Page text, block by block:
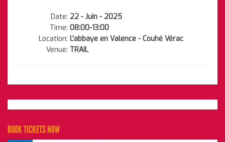
Date: 22 - Juin - 2025
Time: 08:00-13:00
Location: L'abbaye en Valence - Couhé Vérac
Venue: TRAIL
BOOK TICKETS NOW